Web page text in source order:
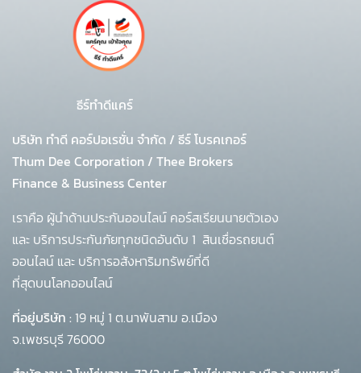
ธีร์ทำดีแคร์
บริษัท ทำดี คอร์ปอเรชั่น จำกัด / ธีร์ โบรคเกอร์
Thum Dee Corporation / Thee Brokers
Finance & Business Center
เราคือ ผู้นำด้านประกันออนไลน์ คอร์สเรียนนายตัวเอง
และ บริการประกันภัยทุกชนิดอันดับ 1 สินเชื่อรถยนต์
ออนไลน์ และ บริการอสังหาริมทรัพย์ที่ดี
ที่สุดบนโลกออนไลน์
ที่อยู่บริษัท : 19 หมู่ 1 ต.นาพันสาม อ.เมือง
จ.เพชรบุรี 76000